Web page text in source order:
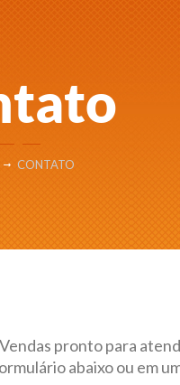
CONTATO
pronto para
abaixo ou em